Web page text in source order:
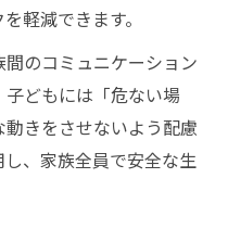
軽減できます。
のコミュニケーション
どもには「危ない場
きをさせないよう配慮
、家族全員で安全な生